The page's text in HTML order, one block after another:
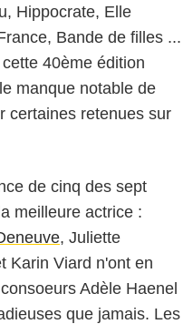
Hippocrate, Elle
Bande de filles ...
40ème édition
manque notable de
certaines retenues sur
de cinq des sept
meilleure actrice :
, Juliette
Karin Viard n'ont en
Adèle Haenel
que jamais. Les